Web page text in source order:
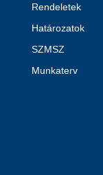
Rendeletek
Határozatok
SZMSZ
Munkaterv